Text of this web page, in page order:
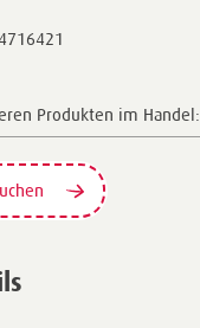
Produkten im Handel: